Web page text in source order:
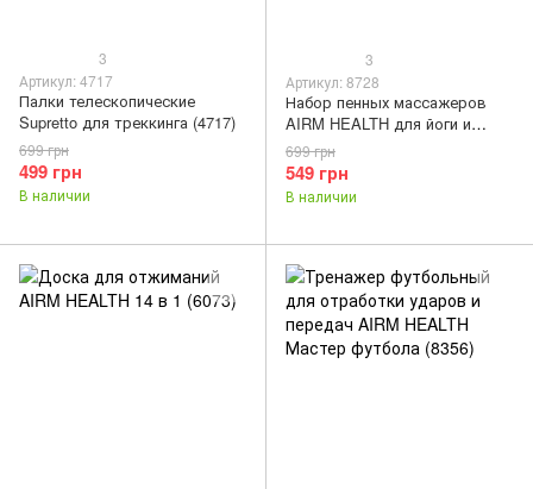
3
Артикул: 4717
Палки телескопические
Supretto для треккинга (4717)
499 грн
699 грн
В наличии
3
Артикул: 8728
Набор пенных массажеров
AIRM HEALTH для йоги и
фитнеса 3 шт. (8728)
549 грн
699 грн
В наличии